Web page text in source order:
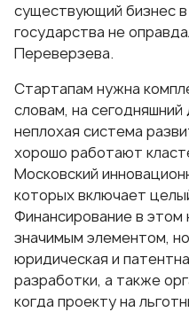
существующий бизнес
государства не
Переверзева.
Стартапам нужна
словам, на
неплохая система
хорошо работают
Московский
которых включает
Финансирование в этом
значимым элементом,
юридическая и
разработки, а также
когда проекту на